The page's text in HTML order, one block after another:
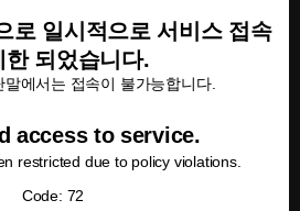
로 일시적으로 서비스 접속
한 되었습니다.
에서는 접속이 불가능합니다.
access to service.
restricted due to policy violations.
Code: 72